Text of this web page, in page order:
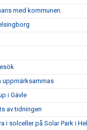
med kommunen.
uppmärksammas
i Gävle
av tidningen
i solceller på Solar Park i